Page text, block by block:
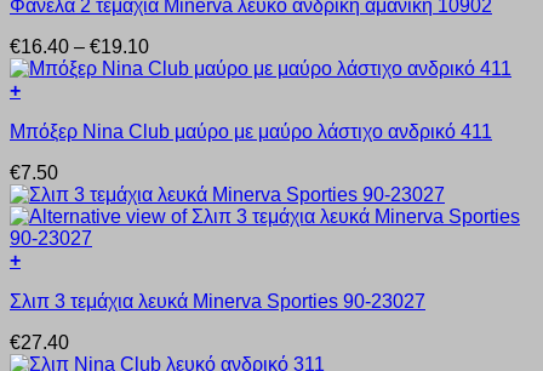
το
έχει
πολλαπλές
παραλλαγές.
επιλογές
να
επιλεγούν
στη
σελίδα
του
προϊόντος
Φανέλα 2 τεμάχια Minerva λευκό ανδρική αμάνικη 10902
€16.40 – €19.10Price
range:
€19.10
+
το
έχει
πολλαπλές
παραλλαγές.
Οι
επιλογές
να
στη
Μπόξερ Nina Club μαύρο με μαύρο λάστιχο ανδρικό 411
€7.50
+
το
έχει
Σλιπ 3 τεμάχια λευκά Minerva Sporties 90-23027
€27.40